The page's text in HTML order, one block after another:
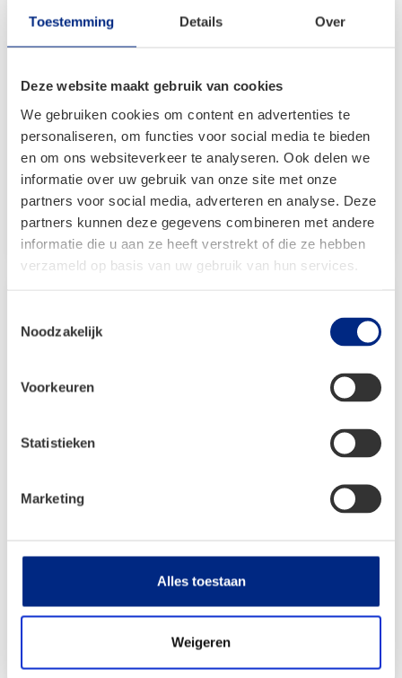
Toestemming Details Over
Deze website maakt gebruik van cookies
We gebruiken cookies om content en advertenties te
personaliseren, om functies voor social media te bieden
en om ons websiteverkeer te analyseren. Ook delen we
informatie over uw gebruik van onze site met onze
partners voor social media, adverteren en analyse. Deze
partners kunnen deze gegevens combineren met andere
informatie die u aan ze heeft verstrekt of die ze hebben
verzameld op basis van uw gebruik van hun services.
Noodzakelijk
Voorkeuren
Statistieken
Marketing
Alles toestaan
Weigeren
Primagaz EasyBlue XL 9,5kg
€98,99
Bekijken
CADAC Quick Release Roterend